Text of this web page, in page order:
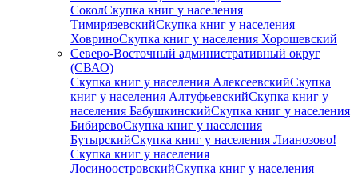
СоколСкупка книг у населения
ТимирязевскийСкупка книг у населения
ХовриноСкупка книг у населения Хорошевский
Северо-Восточный административный округ
(СВАО)
Скупка книг у населения АлексеевскийСкупка
книг у населения АлтуфьевскийСкупка книг у
населения БабушкинскийСкупка книг у населения
БибиревоСкупка книг у населения
БутырскийСкупка книг у населения Лианозово!
Скупка книг у населения
ЛосиноостровскийСкупка книг у населения